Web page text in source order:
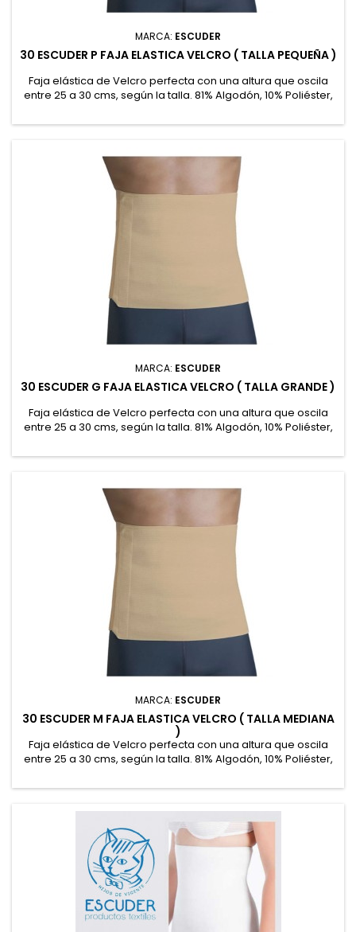
MARCA: ESCUDER
30 ESCUDER P FAJA ELASTICA VELCRO ( TALLA PEQUEÑA )
Faja elástica de Velcro perfecta con una altura que oscila
entre 25 a 30 cms, según la talla. 81% Algodón, 10% Poliéster,
MARCA: ESCUDER
30 ESCUDER G FAJA ELASTICA VELCRO ( TALLA GRANDE )
Faja elástica de Velcro perfecta con una altura que oscila
entre 25 a 30 cms, según la talla. 81% Algodón, 10% Poliéster,
MARCA: ESCUDER
30 ESCUDER M FAJA ELASTICA VELCRO ( TALLA MEDIANA
)
Faja elástica de Velcro perfecta con una altura que oscila
entre 25 a 30 cms, según la talla. 81% Algodón, 10% Poliéster,